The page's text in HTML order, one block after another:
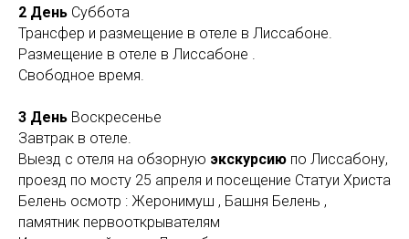
2 День Суббота
Трансфер и размещение в отеле в Лиссабоне.
Размещение в отеле в Лиссабоне .
Свободное время.
3 День Воскресенье
Завтрак в отеле.
Выезд с отеля на обзорную экскурсию по Лиссабону,
проезд по мосту 25 апреля и посещение Статуи Христа
Белень осмотр : Жеронимуш , Башня Белень ,
памятник первооткрывателям